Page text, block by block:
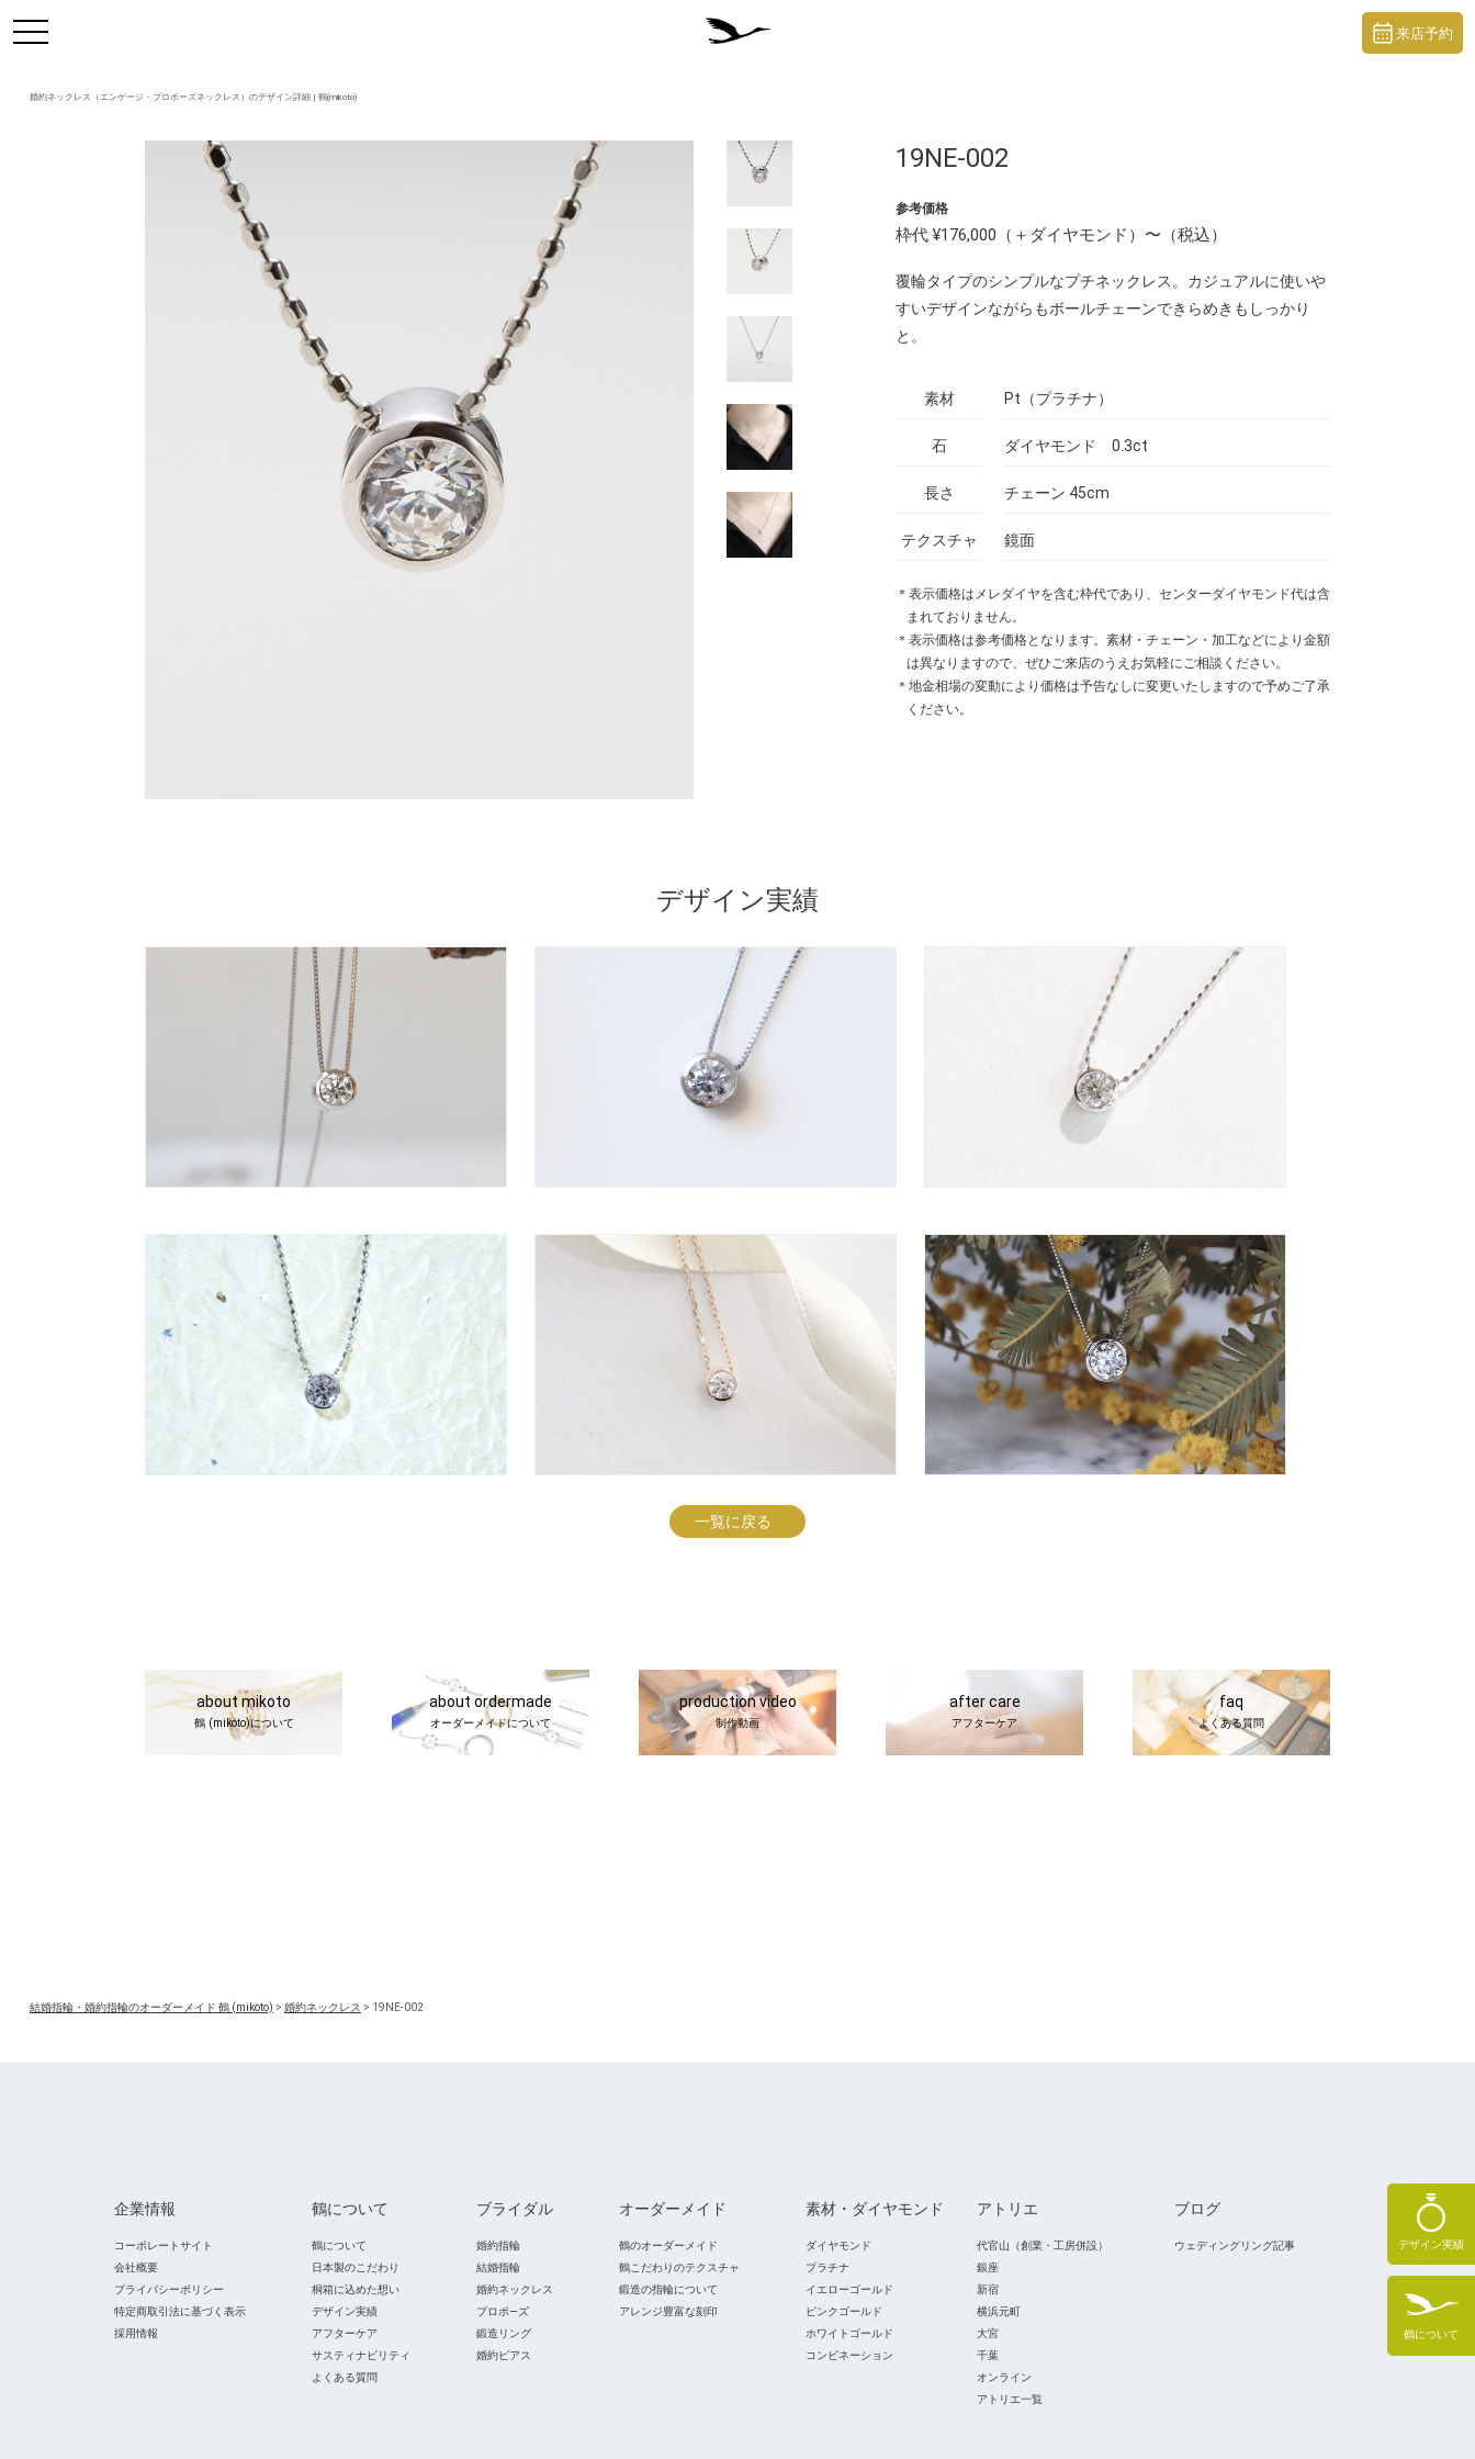
婚約ネックレス（エンゲージ・プロポーズネックレス）のデザイン詳細 | 鶴(mikoto)
toggle
navigation
来店予約
デザイン実績
鶴について
19NE-002
参考価格
枠代 ¥176,000（＋ダイヤモンド）〜（税込）
覆輪タイプのシンプルなプチネックレス。カジュアルに使いや
すいデザインながらもボールチェーンできらめきもしっかり
と。
素材 Pt（プラチナ）
石 ダイヤモンド 0.3ct
長さ チェーン 45cm
テクスチャ 鏡面
＊表示価格はメレダイヤを含む枠代であり、センターダイヤモンド代は含
まれておりません。
＊表示価格は参考価格となります。素材・チェーン・加工などにより金額
は異なりますので、ぜひご来店のうえお気軽にご相談ください。
＊地金相場の変動により価格は予告なしに変更いたしますので予めご了承
ください。
デザイン実績
一覧に戻る
about mikoto
鶴 (mikoto)について
about ordermade
オーダーメイドについて
production video
制作動画
after care
アフターケア
faq
よくある質問
結婚指輪・婚約指輪のオーダーメイド 鶴 (mikoto) > 婚約ネックレス > 19NE-002
企業情報
コーポレートサイト
会社概要
プライバシーポリシー
特定商取引法に基づく表示
採用情報
鶴について
鶴について
日本製のこだわり
桐箱に込めた想い
デザイン実績
アフターケア
サスティナビリティ
よくある質問
ブライダル
婚約指輪
結婚指輪
婚約ネックレス
プロポ―ズ
鍛造リング
婚約ピアス
オーダーメイド
鶴のオーダーメイド
鶴こだわりのテクスチャ
鍛造の指輪について
アレンジ豊富な刻印
素材・ダイヤモンド
ダイヤモンド
プラチナ
イエローゴールド
ピンクゴールド
ホワイトゴールド
コンビネーション
アトリエ
代官山（創業・工房併設）
銀座
新宿
横浜元町
大宮
千葉
オンライン
アトリエ一覧
ブログ
ウェディングリング記事